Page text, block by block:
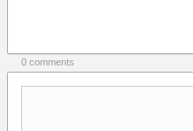
0 comments